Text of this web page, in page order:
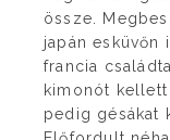
össze.
japán
francia
kimonót
pedig gésákat